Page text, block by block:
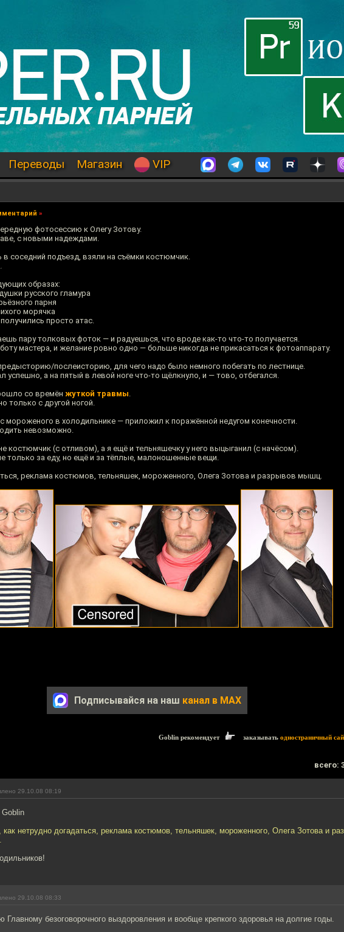
Переводы Магазин VIP
»
фотосессию к Олегу Зотову.
с новыми надеждами.
в соседний подъезд, взяли на съёмки костюмчик.
образах:
русского гламура
парня
морячка
просто атас.
пару толковых фоток — и радуешься, что вроде как-то что-то получается.
мастера, и желание ровно одно — больше никогда не прикасаться к фотоаппарату.
послеисторию, для чего надо было немного побегать по лестнице.
успешно, а на пятый в левой ноге что-то щёлкнуло, и — тово, отбегался.
со времён жуткой травмы.
только с другой ногой.
мороженого в холодильнике — приложил к поражённой недугом конечности.
невозможно.
костюмчик (с отливом), а я ещё и тельняшечку у него выцыганил (с начёсом).
только за еду, но ещё и за тёплые, малоношенные вещи.
реклама костюмов, тельняшек, мороженного, Олега Зотова и разрывов мышц.
Подписывайся на наш канал в MAX
Goblin рекомендует заказывать одностраничный
всего:
29.10.08 08:19
как нетрудно догадаться, реклама костюмов, тельняшек, мороженного, Олега Зотова и
29.10.08 08:33
Главному безоговорочного выздоровления и вообще крепкого здоровья на долгие годы.